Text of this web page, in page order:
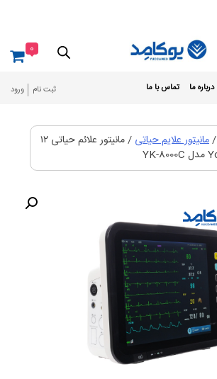
درباره ما تماس با ما ثبت نام ورود
0
/مانیتور علایم حیاتی
/ مانیتور علائم حیاتی ۱۲